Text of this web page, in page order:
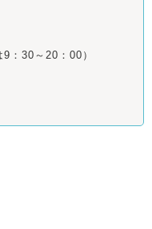
9：30～20：00）